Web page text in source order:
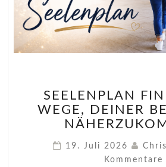
–
9
SEELENPLAN
WEGE, DEINER
19. Juli 2026
Kommentare